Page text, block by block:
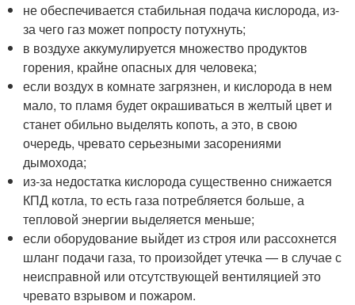
не обеспечивается стабильная подача кислорода, из-
за чего газ может попросту потухнуть;
в воздухе аккумулируется множество продуктов
горения, крайне опасных для человека;
если воздух в комнате загрязнен, и кислорода в нем
мало, то пламя будет окрашиваться в желтый цвет и
станет обильно выделять копоть, а это, в свою
очередь, чревато серьезными засорениями
дымохода;
из-за недостатка кислорода существенно снижается
КПД котла, то есть газа потребляется больше, а
тепловой энергии выделяется меньше;
если оборудование выйдет из строя или рассохнется
шланг подачи газа, то произойдет утечка — в случае с
неисправной или отсутствующей вентиляцией это
чревато взрывом и пожаром.